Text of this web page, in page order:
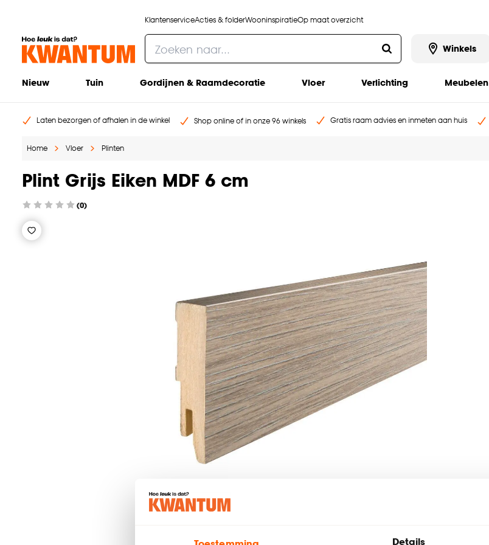
Details
KlantenserviceActies & folderWooninspiratieOp maat overzicht
Winkels
Nieuw Tuin Gordijnen & Raamdecoratie Vloer Verlichting Meubelen
Laten bezorgen of afhalen in de winkel Shop online of in onze 96 winkels Gratis raam advies en inmeten aan huis
Home Vloer Plinten
Plint Grijs Eiken MDF 6 cm
(0)